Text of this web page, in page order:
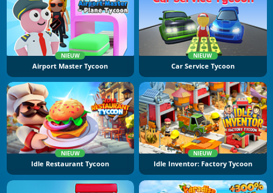
NIEUW
Airport Master Tycoon
NIEUW
Car Service Tycoon
NIEUW
Idle Restaurant Tycoon
NIEUW
Idle Inventor: Factory Tycoon